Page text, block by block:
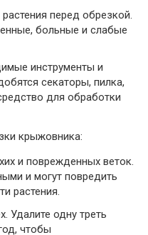
перед обрезкой.
больные и слабые
инструменты и
секаторы, пилка,
для обработки
крыжовника:
и поврежденных веток.
и могут повредить
растения.
Удалите одну треть
чтобы